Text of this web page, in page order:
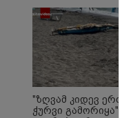
"ზღვამ კიდევ ერთი
ჭურვი გამორიყა" -